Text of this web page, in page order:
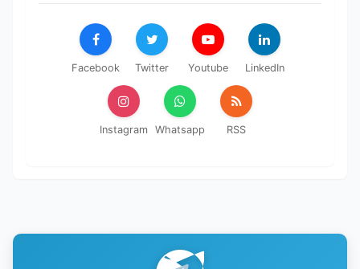
Facebook Twitter Youtube LinkedIn
Instagram Whatsapp RSS